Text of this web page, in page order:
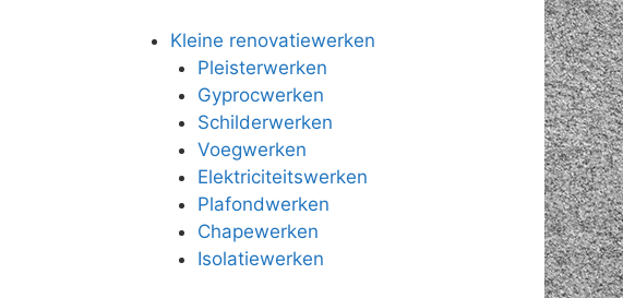
Kleine renovatiewerken
Pleisterwerken
Gyprocwerken
Schilderwerken
Voegwerken
Elektriciteitswerken
Plafondwerken
Chapewerken
Isolatiewerken